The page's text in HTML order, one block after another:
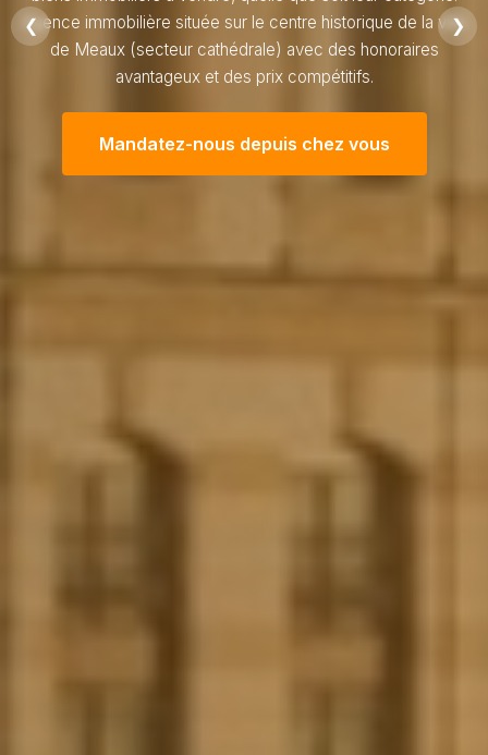
❮ ❯
Agence immobilière située sur le centre historique de la ville
de Meaux (secteur cathédrale) avec des honoraires
avantageux et des prix compétitifs.
Mandatez-nous depuis chez vous